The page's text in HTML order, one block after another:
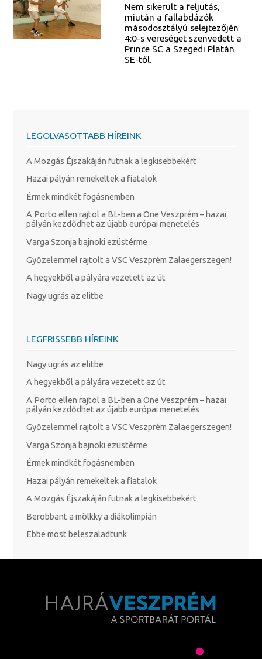
Nem sikerült a feljutás,
miután a fallabdázók
másodosztályú selejtezőjén
4:0-s vereséget szenvedett a
Prince SC a Szegedi Platán
SE-től.
LEGOLVASOTTABB HÍREINK
A Mozgás Éjszakáján futnak a legkisebbekért
Hazai pályán remekeltek a fiatalok
Érmek mindkét fogásnemben
A Porto ellen rajtol a BL-ben a One Veszprém – hazai
pályán kezdődhet az újabb európai menetelés
Varga Szonja bajnoki ezüstérme
Győzelemmel rajtolt a VSC Veszprém Zalaegerszegen!
A hegyekből a pályára vezetett az út
Nagy ugrás az elitbe
LEGFRISSEBB HÍREINK
Nagy ugrás az elitbe
A hegyekből a pályára vezetett az út
A Porto ellen rajtol a BL-ben a One Veszprém – hazai
pályán kezdődhet az újabb európai menetelés
Győzelemmel rajtolt a VSC Veszprém Zalaegerszegen!
Varga Szonja bajnoki ezüstérme
Érmek mindkét fogásnemben
Hazai pályán remekeltek a fiatalok
A Mozgás Éjszakáján futnak a legkisebbekért
Berobbant a mölkky a diákolimpián
Ebbe most beleszaladtunk